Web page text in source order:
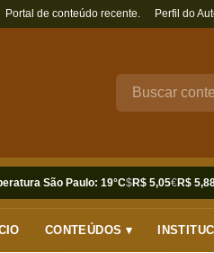
Portal de conteúdo recente. Perfil do
São Paulo: 19°C$R$ 5,05€R$
CONTEÚDOS ▾